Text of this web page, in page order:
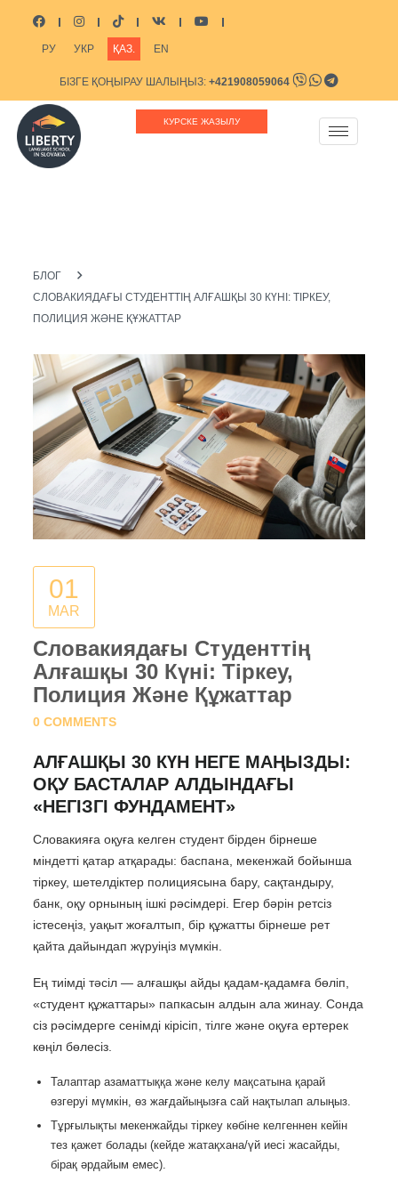
РУ УКР ҚАЗ. EN
БІЗГЕ ҚОҢЫРАУ ШАЛЫҢЫЗ: +421908059064
БІЗГЕ ЖАЗЫҢЫЗ:INFO@LIBERTYSCHOOL.EU
КУРСКЕ ЖАЗЫЛУ
БЛОГ
СЛОВАКИЯДАҒЫ СТУДЕНТТІҢ АЛҒАШҚЫ 30 КҮНІ: ТІРКЕУ,
ПОЛИЦИЯ ЖӘНЕ ҚҰЖАТТАР
01
MAR
Словакиядағы Студенттің
Алғашқы 30 Күні: Тіркеу,
Полиция Және Құжаттар
0 COMMENTS
АЛҒАШҚЫ 30 КҮН НЕГЕ МАҢЫЗДЫ:
ОҚУ БАСТАЛАР АЛДЫНДАҒЫ
«НЕГІЗГІ ФУНДАМЕНТ»
Словакияға оқуға келген студент бірден бірнеше
міндетті қатар атқарады: баспана, мекенжай бойынша
тіркеу, шетелдіктер полициясына бару, сақтандыру,
банк, оқу орнының ішкі рәсімдері. Егер бәрін ретсіз
істесеңіз, уақыт жоғалтып, бір құжатты бірнеше рет
қайта дайындап жүруіңіз мүмкін.
Ең тиімді тәсіл — алғашқы айды қадам-қадамға бөліп,
«студент құжаттары» папкасын алдын ала жинау. Сонда
сіз рәсімдерге сенімді кірісіп, тілге және оқуға ертерек
көңіл бөлесіз.
Талаптар азаматтыққа және келу мақсатына қарай
өзгеруі мүмкін, өз жағдайыңызға сай нақтылап алыңыз.
Тұрғылықты мекенжайды тіркеу көбіне келгеннен кейін
тез қажет болады (кейде жатақхана/үй иесі жасайды,
бірақ әрдайым емес).